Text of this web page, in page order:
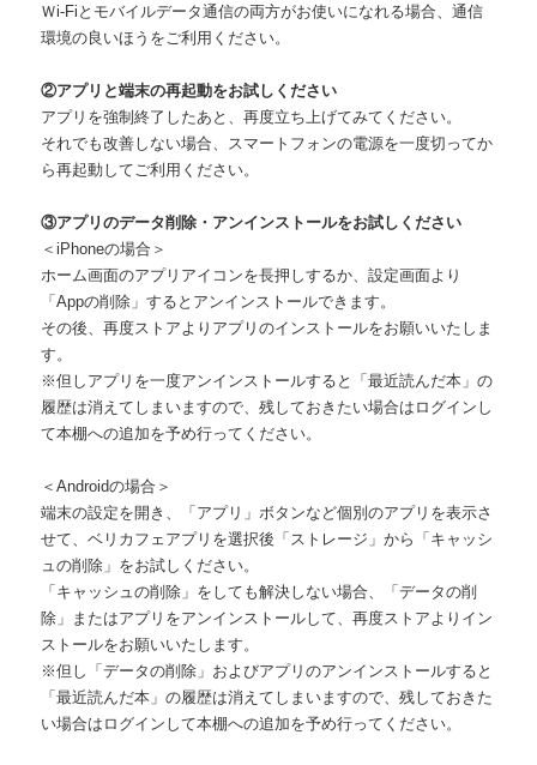
Ｗi-Fiとモバイルデータ通信の両方がお使いになれる場合、通信
環境の良いほうをご利用ください。
②アプリと端末の再起動をお試しください
アプリを強制終了したあと、再度立ち上げてみてください。
それでも改善しない場合、スマートフォンの電源を一度切ってか
ら再起動してご利用ください。
③アプリのデータ削除・アンインストールをお試しください
＜iPhoneの場合＞
ホーム画面のアプリアイコンを長押しするか、設定画面より
「Appの削除」するとアンインストールできます。
その後、再度ストアよりアプリのインストールをお願いいたしま
す。
※但しアプリを一度アンインストールすると「最近読んだ本」の
履歴は消えてしまいますので、残しておきたい場合はログインし
て本棚への追加を予め行ってください。
＜Androidの場合＞
端末の設定を開き、「アプリ」ボタンなど個別のアプリを表示さ
せて、ベリカフェアプリを選択後「ストレージ」から「キャッシ
ュの削除」をお試しください。
「キャッシュの削除」をしても解決しない場合、「データの削
除」またはアプリをアンインストールして、再度ストアよりイン
ストールをお願いいたします。
※但し「データの削除」およびアプリのアンインストールすると
「最近読んだ本」の履歴は消えてしまいますので、残しておきた
い場合はログインして本棚への追加を予め行ってください。